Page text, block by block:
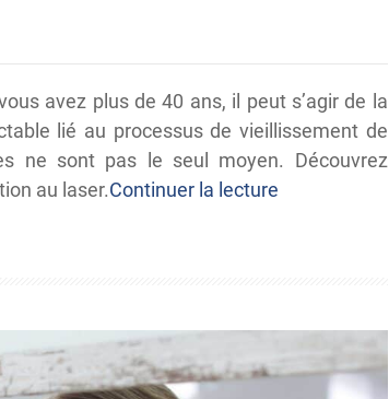
avez plus de 40 ans, il peut s’agir de la
lié au processus de vieillissement de
ne sont pas le seul moyen. Découvrez
au laser.Continuer la lecture